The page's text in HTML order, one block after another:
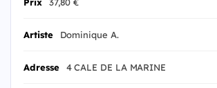
Artiste Dominique A.
Adresse 4 CALE DE LA MARINE